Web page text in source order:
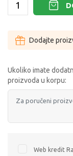
Dodajte
Ukoliko imate
proizvoda u korpu:
Web kredit